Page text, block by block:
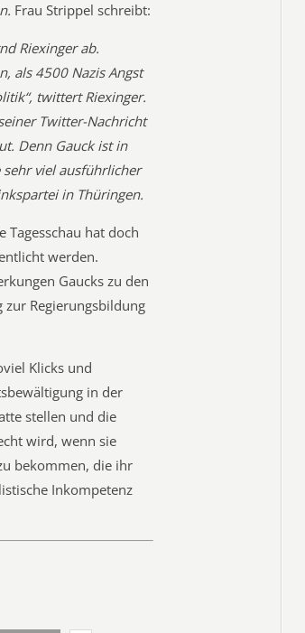
Frau Strippel schreibt:
Riexinger ab.
als 4500 Nazis Angst
twittert Riexinger.
Twitter-Nachricht
Denn Gauck ist in
viel ausführlicher
in Thüringen.
Tagesschau hat doch
werden.
Gaucks zu den
Regierungsbildung
Klicks und
in der
stellen und die
wird, wenn sie
bekommen, die ihr
Inkompetenz